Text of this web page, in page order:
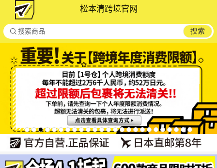
松本清跨境官网
 搜索商品 搜索